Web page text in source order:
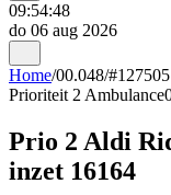
09:54:48
do 06 aug 2026
Home/00.048/#127505
Prioriteit 2 Ambulance
Prio 2 Aldi
inzet 16164